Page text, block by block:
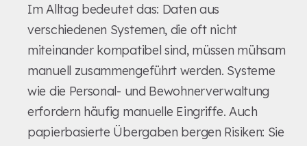
Im Alltag bedeutet das: Daten aus
verschiedenen Systemen, die oft nicht
miteinander kompatibel sind, müssen mühsam
manuell zusammengeführt werden. Systeme
wie die Personal- und Bewohnerverwaltung
erfordern häufig manuelle Eingriffe. Auch
papierbasierte Übergaben bergen Risiken: Sie